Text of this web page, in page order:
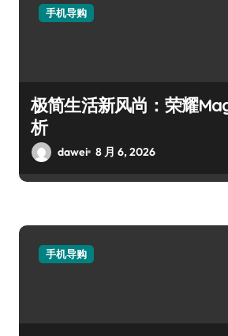
手机导购
极简生活新风尚：荣耀
析
dawei 8 月 6, 2026
手机导购